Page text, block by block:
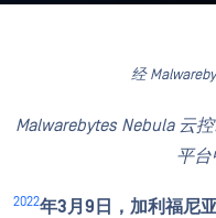
经
Malwarebytes Nebula 云
平
2022年3月9日，加利福尼